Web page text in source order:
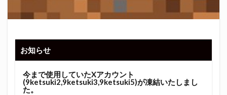
お知らせ
今まで使用していたXアカウント
(9ketsuki2,9ketsuki3,9ketsuki5)が凍結いたしまし
た。